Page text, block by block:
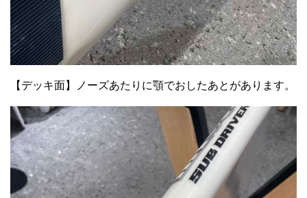
【デッキ面】ノーズあたりに顎でおしたあとがあります。